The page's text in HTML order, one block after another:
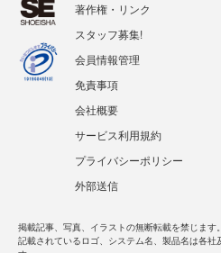
著作権・リンク
スタッフ募集!
会員情報管理
免責事項
会社概要
サービス利用規約
プライバシーポリシー
外部送信
掲載記事、写真、イラストの無断転載を禁じます。
記載されているロゴ、システム名、製品名は各社